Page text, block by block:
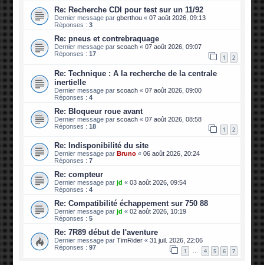
Re: Recherche CDI pour test sur un 11/92
Dernier message pargberthou «07 août 2026, 09:13
Réponses :3
Re: pneus et contrebraquage
Dernier message parscoach «07 août 2026, 09:07
Réponses :17 1 2
Re: Technique : A la recherche de la centrale
inertielle
Dernier message parscoach «07 août 2026, 09:00
Réponses :4
Re: Bloqueur roue avant
Dernier message parscoach «07 août 2026, 08:58
Réponses :18 1 2
Re: Indisponibilité du site
Dernier message par Bruno «06 août 2026, 20:24
Réponses :7
Re: compteur
Dernier message parjd «03 août 2026, 09:54
Réponses :4
Re: Compatibilité échappement sur 750 88
Dernier message parjd «02 août 2026, 10:19
Réponses :5
Re: 7R89 début de l'aventure
Dernier message parTimRider «31 juil. 2026, 22:06
Réponses :97 1 … 4 5 6 7